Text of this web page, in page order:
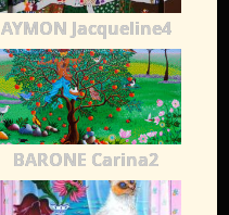
AYMON Jacqueline4
BARONE Carina2